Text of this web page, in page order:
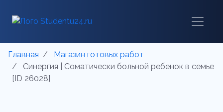
Главная
Магазин готовых работ
Синергия | Соматически больной ребенок в семье
[ID 26028]